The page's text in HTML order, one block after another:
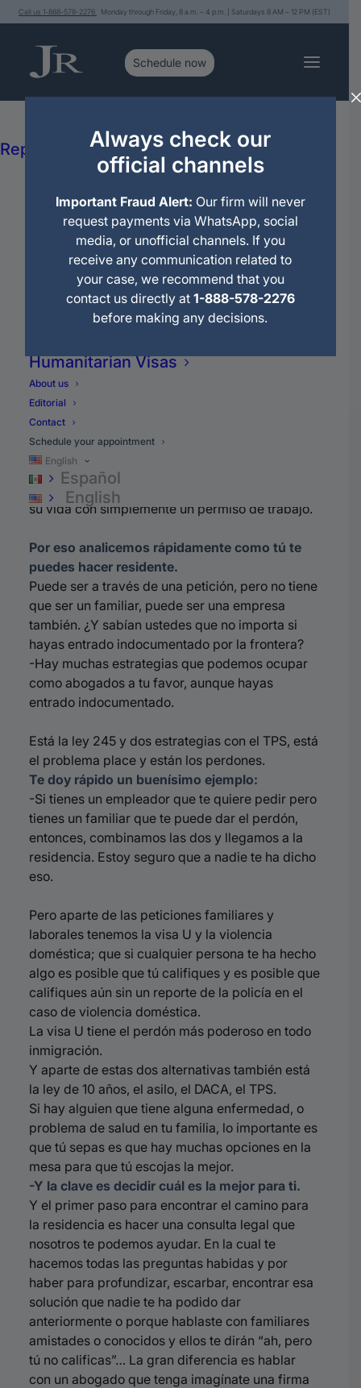
Call us 1-888-578-2276 Monday through Friday, 8 a.m. – 4 p.m. | Saturdays 8 AM – 12 PM (EST)
Immigration Legal Advice and
Representation
Political Asylum
Deportations
Immigration Motions
Travel Permit
Family Petitions
Work Petitions
Permanent Residence (Green Card)
Family Reunification
Humanitarian Visas
About us
Editorial
Contact
Schedule your appointment
English
Español
English
Les saluda Jorge
Rivera abogado de
inmigración.
Y esa es una de las preguntas más comunes en
porquenosotros como inmigrantes queremos
pero se puede perder en cualquier momento,
como es el caso de los
bueno, no tienen una seguridad por el resto de
su vida con simplemente un permiso de trabajo.
Por eso analicemos rápidamente como tú te
puedes hacer residente.
Puede ser a través de una petición, pero no tiene
que ser un familiar, puede ser una empresa
también. ¿Y sabían ustedes que no importa si
hayas entrado indocumentado por la frontera?
-Hay muchas estrategias que podemos ocupar
como abogados a tu favor, aunque hayas
entrado indocumentado.
Está la ley 245 y dos estrategias con el TPS, está
el problema place y están los perdones.
Te doy rápido un buenísimo ejemplo:
-Si tienes un empleador que te quiere pedir pero
tienes un familiar que te puede dar el perdón,
entonces, combinamos las dos y llegamos a la
residencia. Estoy seguro que a nadie te ha dicho
eso.
Pero aparte de las peticiones familiares y
laborales tenemos la visa U y la violencia
doméstica; que si cualquier persona te ha hecho
algo es posible que tú califiques y es posible que
califiques aún sin un reporte de la policía en el
caso de violencia doméstica.
La visa U tiene el perdón más poderoso en todo
inmigración.
Y aparte de estas dos alternativas también está
la ley de 10 años, el asilo, el DACA, el TPS.
Si hay alguien que tiene alguna enfermedad, o
problema de salud en tu familia, lo importante es
que tú sepas es que hay muchas opciones en la
mesa para que tú escojas la mejor.
-Y la clave es decidir cuál es la mejor para ti.
Y el primer paso para encontrar el camino para
la residencia es hacer una consulta legal que
nosotros te podemos ayudar. En la cual te
hacemos todas las preguntas habidas y por
haber para profundizar, escarbar, encontrar esa
solución que nadie te ha podido dar
anteriormente o porque hablaste con familiares
amistades o conocidos y ellos te dirán “ah, pero
tú no calificas”… La gran diferencia es hablar
con un abogado que tenga imagínate una firma
Always check our
official channels
Important Fraud Alert: Our firm will never
request payments via WhatsApp, social
media, or unofficial channels. If you
receive any communication related to
your case, we recommend that you
contact us directly at 1-888-578-2276
before making any decisions.